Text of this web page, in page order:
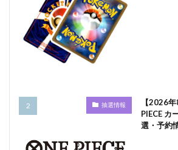
抽選情報
【2026
PIECE カ
選・予約